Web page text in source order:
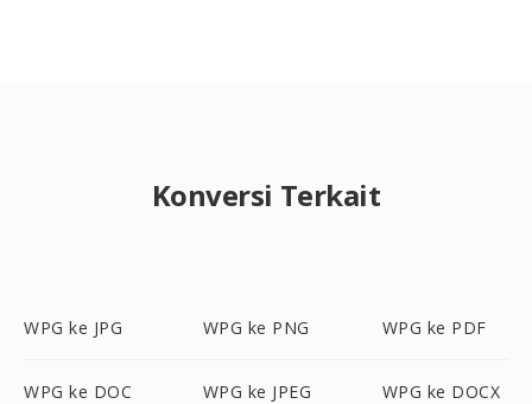
Konversi Terkait
WPG ke JPG WPG ke PNG WPG ke PDF
WPG ke DOC WPG ke JPEG WPG ke DOCX